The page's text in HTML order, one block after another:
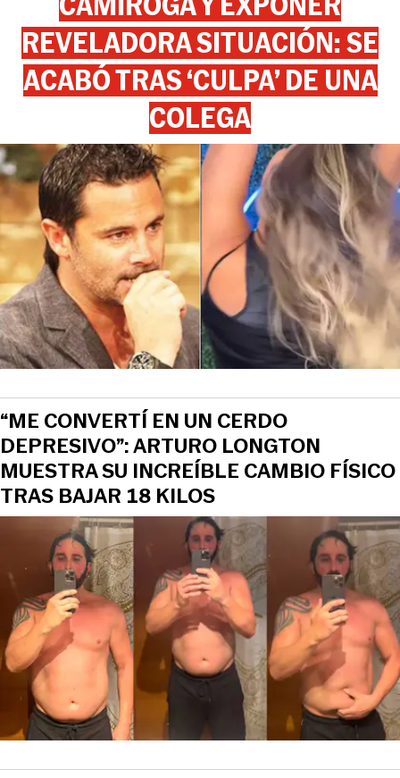
REVELADORA SITUACIÓN: SE
ACABÓ TRAS ‘CULPA’ DE UNA
COLEGA
“ME CONVERTÍ EN UN CERDO
DEPRESIVO”: ARTURO LONGTON
MUESTRA SU INCREÍBLE CAMBIO FÍSICO
TRAS BAJAR 18 KILOS